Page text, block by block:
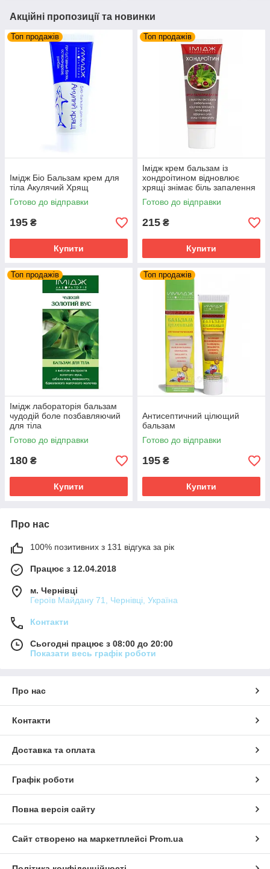
Акційні пропозиції та новинки
Топ продажів
Імідж Біо Бальзам крем для
тіла Акулячий Хрящ
Готово до відправки
195 ₴
Купити
Топ продажів
Імідж крем бальзам із
хондроітином відновлює
хрящі знімає біль запалення
суглобів та м'язів
Готово до відправки
215 ₴
Купити
Топ продажів
Імідж лабораторія бальзам
чудодій боле позбавляючий
для тіла
Готово до відправки
180 ₴
Купити
Топ продажів
Антисептичний цілющий
бальзам
Готово до відправки
195 ₴
Купити
Про нас
100% позитивних з 131 відгука за рік
Працює з 12.04.2018
м. Чернівці
Героїв Майдану 71, Чернівці, Україна
Контакти
Сьогодні працює з 08:00 до 20:00
Показати весь графік роботи
Про нас
Контакти
Доставка та оплата
Графік роботи
Повна версія сайту
Сайт створено на маркетплейсі Prom.ua